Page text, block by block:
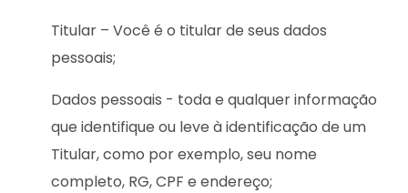
Titular – Você é o titular de seus dados
pessoais;
Dados pessoais - toda e qualquer informação
que identifique ou leve à identificação de um
Titular, como por exemplo, seu nome
completo, RG, CPF e endereço;